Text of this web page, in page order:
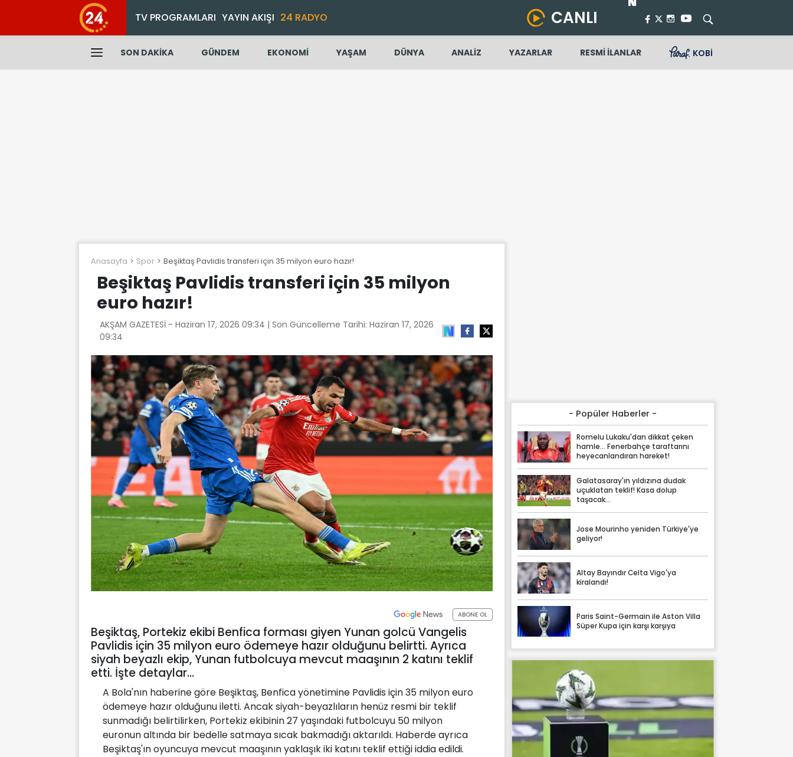
TV PROGRAMLARI YAYIN AKIŞI 24 RADYO CANLI
SON DAKİKA GÜNDEM EKONOMİ YAŞAM DÜNYA ANALİZ YAZARLAR RESMİ İLANLAR KOBİ
Anasayfa Spor Beşiktaş Pavlidis transferi için 35 milyon euro hazır!
Beşiktaş Pavlidis transferi için 35 milyon
euro hazır!
AKŞAM GAZETESİ - Haziran 17, 2026 09:34 | Son Güncelleme Tarihi: Haziran 17, 2026
09:34
ABONE OL
Beşiktaş, Portekiz ekibi Benfica forması giyen Yunan golcü Vangelis
Pavlidis için 35 milyon euro ödemeye hazır olduğunu belirtti. Ayrıca
siyah beyazlı ekip, Yunan futbolcuya mevcut maaşının 2 katını teklif
etti. İşte detaylar...
A Bola'nın haberine göre Beşiktaş, Benfica yönetimine Pavlidis için 35 milyon euro
ödemeye hazır olduğunu iletti. Ancak siyah-beyazlıların henüz resmi bir teklif
sunmadığı belirtilirken, Portekiz ekibinin 27 yaşındaki futbolcuyu 50 milyon
euronun altında bir bedelle satmaya sıcak bakmadığı aktarıldı. Haberde ayrıca
Beşiktaş'ın oyuncuya mevcut maaşının yaklaşık iki katını teklif ettiği iddia edildi.
- Popüler Haberler -
Romelu Lukaku'dan dikkat çeken
hamle... Fenerbahçe taraftarını
heyecanlandıran hareket!
Galatasaray'ın yıldızına dudak
uçuklatan teklif! Kasa dolup
taşacak...
Jose Mourinho yeniden Türkiye'ye
geliyor!
Altay Bayındır Celta Vigo'ya
kiralandı!
Paris Saint-Germain ile Aston Villa
Süper Kupa için karşı karşıya